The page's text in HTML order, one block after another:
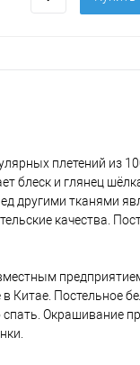
плетений из
блеск и глянец
тканями
качества.
Китае. Постельное
Окрашивание